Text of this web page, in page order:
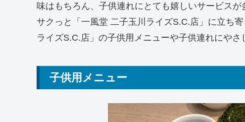
味はもちろん、子供連れにとても嬉しいサービス
サクっと「一風堂 二子玉川ライズS.C.店」に立ち
ライズS.C.店」の子供用メニューや子供連れにやさ
子供用メニュー